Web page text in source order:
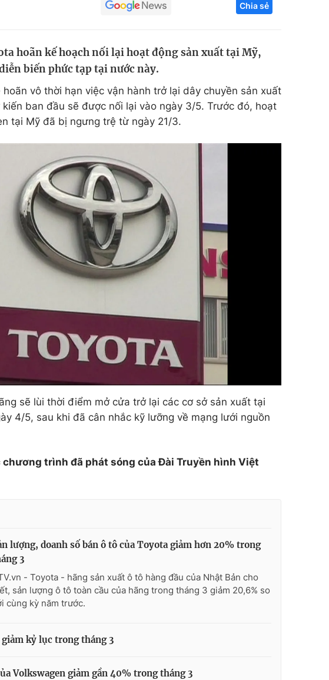
Tuyển sinh
Hitech Công nghệ tương lai
Thị trường
Chia sẻ
hoãn kế hoạch nối lại hoạt động sản xuất tại Mỹ,
biến phức tạp tại nước này.
vô thời hạn việc vận hành trở lại dây chuyền sản xuất
ban đầu sẽ được nối lại vào ngày 3/5. Trước đó, hoạt
tại Mỹ đã bị ngưng trệ từ ngày 21/3.
sẽ lùi thời điểm mở cửa trở lại các cơ sở sản xuất tại
4/5, sau khi đã cân nhắc kỹ lưỡng về mạng lưới nguồn
trình đã phát sóng của Đài Truyền hình Việt
lượng, doanh số bán ô tô của Toyota giảm hơn 20% trong
3
- Toyota - hãng sản xuất ô tô hàng đầu của Nhật Bản cho
sản lượng ô tô toàn cầu của hãng trong tháng 3 giảm 20,6% so
cùng kỳ năm trước.
giảm kỷ lục trong tháng 3
Volkswagen giảm gần 40% trong tháng 3